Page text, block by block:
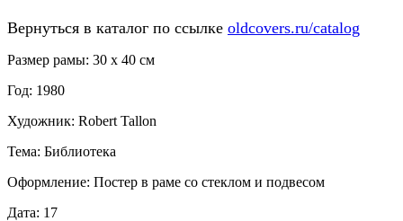
Вернуться в каталог по ссылке oldcovers.ru/catalog
Размер рамы: 30 x 40 см
Год: 1980
Художник: Robert Tallon
Тема: Библиотека
Оформление: Постер в раме со стеклом и подвесом
Дата: 17